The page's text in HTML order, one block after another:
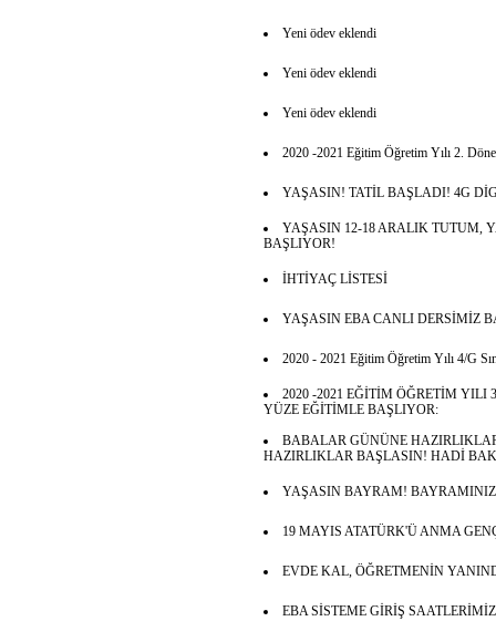
Yeni ödev eklendi
Yeni ödev eklendi
Yeni ödev eklendi
2020 -2021 Eğitim Öğretim Yılı 2.
YAŞASIN! TATİL BAŞLADI! 4G
YAŞASIN 12-18 ARALIK TUTUM,
BAŞLIYOR!
İHTİYAÇ LİSTESİ
YAŞASIN EBA CANLI DERSİMİZ
2020 - 2021 Eğitim Öğretim Yılı 4/G
2020 -2021 EĞİTİM ÖĞRETİM YILI
YÜZE EĞİTİMLE BAŞLIYOR:
BABALAR GÜNÜNE
HAZIRLIKLAR BAŞLASIN! HADİ
YAŞASIN BAYRAM!
19 MAYIS ATATÜRK'Ü ANMA
EVDE KAL, ÖĞRETMENİN
EBA SİSTEME GİRİŞ